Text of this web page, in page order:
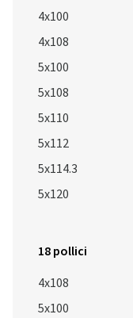
4x100
4x108
5x100
5x108
5x110
5x112
5x114.3
5x120
18 pollici
4x108
5x100